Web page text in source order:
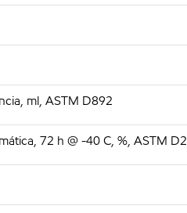
ml, ASTM D892
72 h @ -40 C, %, ASTM